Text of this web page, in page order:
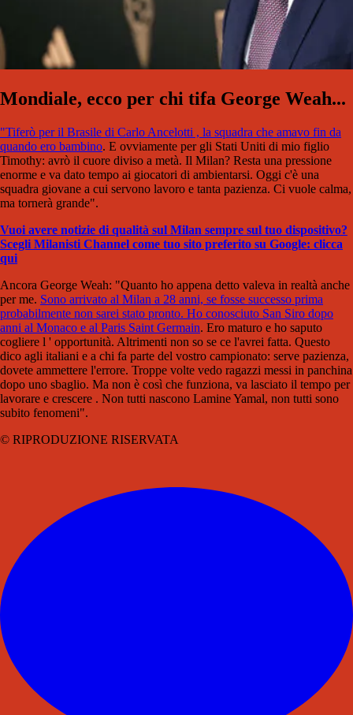
Mondiale, ecco per chi tifa George Weah...
"Tiferò per il Brasile di Carlo Ancelotti , la squadra che amavo fin da
quando ero bambino. E ovviamente per gli Stati Uniti di mio figlio
Timothy: avrò il cuore diviso a metà. Il Milan? Resta una pressione
enorme e va dato tempo ai giocatori di ambientarsi. Oggi c'è una
squadra giovane a cui servono lavoro e tanta pazienza. Ci vuole calma,
ma tornerà grande".
Vuoi avere notizie di qualità sul Milan sempre sul tuo dispositivo?
Scegli Milanisti Channel come tuo sito preferito su Google: clicca
qui
Ancora George Weah: "Quanto ho appena detto valeva in realtà anche
per me. Sono arrivato al Milan a 28 anni, se fosse successo prima
probabilmente non sarei stato pronto. Ho conosciuto San Siro dopo
anni al Monaco e al Paris Saint Germain. Ero maturo e ho saputo
cogliere l ' opportunità. Altrimenti non so se ce l'avrei fatta. Questo
dico agli italiani e a chi fa parte del vostro campionato: serve pazienza,
dovete ammettere l'errore. Troppe volte vedo ragazzi messi in panchina
dopo uno sbaglio. Ma non è così che funziona, va lasciato il tempo per
lavorare e crescere . Non tutti nascono Lamine Yamal, non tutti sono
subito fenomeni".
© RIPRODUZIONE RISERVATA